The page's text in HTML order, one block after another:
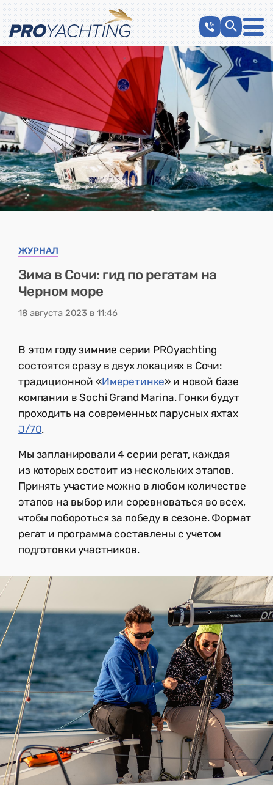
ЖУРНАЛ
Зима в Сочи: гид по регатам на
Черном море
18 августа 2023 в 11:46
В этом году зимние серии PROyachting
состоятся сразу в двух локациях в Сочи:
традиционной «Имеретинке» и новой базе
компании в Sochi Grand Marina. Гонки будут
проходить на современных парусных яхтах
J/70.
Мы запланировали 4 серии регат, каждая
из которых состоит из нескольких этапов.
Принять участие можно в любом количестве
этапов на выбор или соревноваться во всех,
чтобы побороться за победу в сезоне. Формат
регат и программа составлены с учетом
подготовки участников.